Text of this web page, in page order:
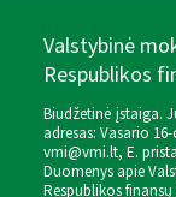
Valstybinė
Respublikos
Biudžetinė įstaiga.
adresas: Vasario
vmi@vmi.lt, E.
Duomenys apie
Respublikos